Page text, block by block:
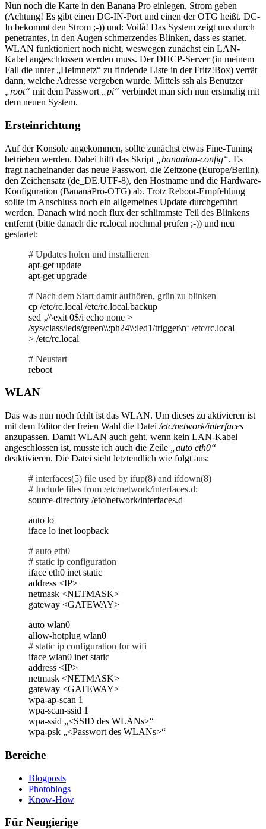
Nun noch die Karte in den Banana Pro einlegen, Strom geben
(Achtung! Es gibt einen DC-IN-Port und einen der OTG heißt. DC-
In bekommt den Strom ;-)) und: Voilà! Das System zeigt uns durch
penetrantes, in den Augen schmerzendes Blinken, dass es startet.
WLAN funktioniert noch nicht, weswegen zunächst ein LAN-
Kabel angeschlossen werden muss. Der DHCP-Server (in meinem
Fall die unter „Heimnetz“ zu findende Liste in der Fritz!Box) verrät
dann, welche Adresse vergeben wurde. Mittels ssh als Benutzer
„root“ mit dem Passwort „pi“ verbindet man sich nun erstmalig mit
dem neuen System.
Ersteinrichtung
Auf der Konsole angekommen, sollte zunächst etwas Fine-Tuning
betrieben werden. Dabei hilft das Skript
„bananian-config“. Es
fragt nacheinander das neue Passwort, die Zeitzone (Europe/Berlin),
den Zeichensatz (de_DE.UTF-8), den Hostname und die Hardware-
Konfiguration (BananaPro-OTG) ab. Trotz Reboot-Empfehlung
sollte im Anschluss noch ein allgemeines Update durchgeführt
werden. Danach wird noch flux der schlimmste Teil des Blinkens
entfernt (bitte danach die rc.local nochmal prüfen ;-)) und neu
gestartet:
# Updates holen und installieren
apt-get update
apt-get upgrade
# Nach dem Start damit aufhören, grün zu blinken
cp /etc/rc.local /etc/rc.local.backup
sed ‚/^exit 0$/i echo none >
/sys/class/leds/green\\:ph24\\:led1/trigger\n‘ /etc/rc.local
> /etc/rc.local
# Neustart
reboot
WLAN
Das was nun noch fehlt ist das WLAN. Um dieses zu aktivieren ist
mit dem Editor der freien Wahl die Datei /etc/network/interfaces
anzupassen. Damit WLAN auch geht, wenn kein LAN-Kabel
angeschlossen ist, musste ich auch die Zeile
„auto eth0“
deaktivieren. Die Datei sieht letztendlich wie folgt aus:
# interfaces(5) file used by ifup(8) and ifdown(8)
# Include files from /etc/network/interfaces.d:
source-directory /etc/network/interfaces.d
auto lo
iface lo inet loopback
# auto eth0
# static ip configuration
iface eth0 inet static
address <IP>
netmask <NETMASK>
gateway <GATEWAY>
auto wlan0
allow-hotplug wlan0
# static ip configuration for wifi
iface wlan0 inet static
address <IP>
netmask <NETMASK>
gateway <GATEWAY>
wpa-ap-scan 1
wpa-scan-ssid 1
wpa-ssid „<SSID des WLANs>“
wpa-psk „<Passwort des WLANs>“
Bereiche
Blogposts
Photoblogs
Know-How
Für Neugierige